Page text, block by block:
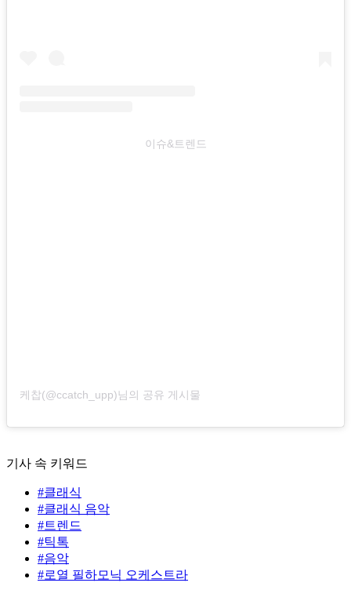
이슈&트렌드
케찹(@ccatch_upp)님의 공유 게시물
기사 속 키워드
#클래식
#클래식 음악
#트렌드
#틱톡
#음악
#로열 필하모닉 오케스트라